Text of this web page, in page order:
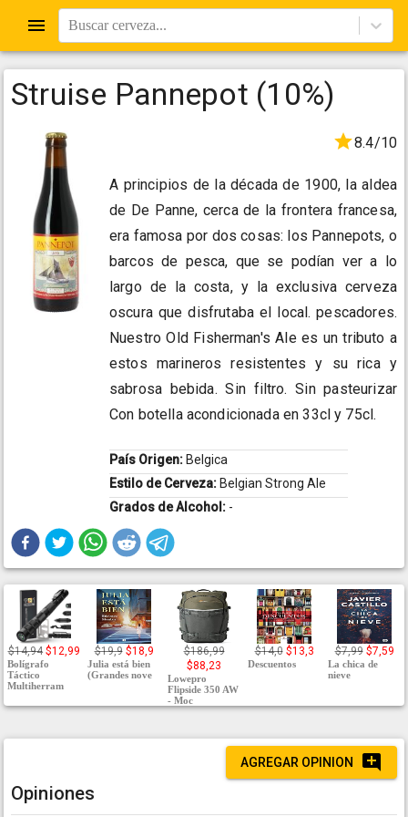
Buscar cerveza...
Struise Pannepot (10%)
8.4/10
A principios de la década de 1900, la aldea
de De Panne, cerca de la frontera francesa,
era famosa por dos cosas: los Pannepots, o
barcos de pesca, que se podían ver a lo
largo de la costa, y la exclusiva cerveza
oscura que disfrutaba el local. pescadores.
Nuestro Old Fisherman's Ale es un tributo a
estos marineros resistentes y su rica y
sabrosa bebida. Sin filtro. Sin pasteurizar
Con botella acondicionada en 33cl y 75cl.
País Origen: Belgica
Estilo de Cerveza: Belgian Strong Ale
Grados de Alcohol: -
$14,94 $12,99
Bolígrafo
Táctico
Multiherram
$19,9 $18,9
Julia está bien
(Grandes nove
$186,99
$88,23
Lowepro
Flipside 350 AW
- Moc
$14,0 $13,3
Descuentos
$7,99 $7,59
La chica de
nieve
AGREGAR OPINION
Opiniones